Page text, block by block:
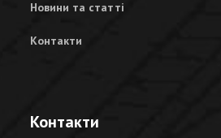
Новини та статті
Контакти
Контакти